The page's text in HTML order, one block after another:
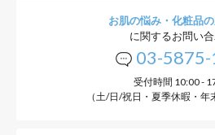
お肌の悩み・化粧品
に関するお問い
03-
受付時間 10:00 -
（土/日/祝日・夏季休暇・年